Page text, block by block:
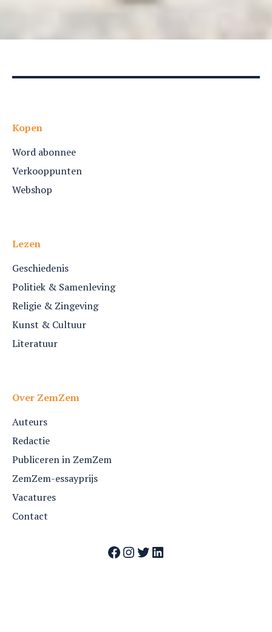
Kopen
Word abonnee
Verkooppunten
Webshop
Lezen
Geschiedenis
Politiek & Samenleving
Religie & Zingeving
Kunst & Cultuur
Literatuur
Over ZemZem
Auteurs
Redactie
Publiceren in ZemZem
ZemZem-essayprijs
Vacatures
Contact
Facebook
Instagram
Twitter
LinkedIn